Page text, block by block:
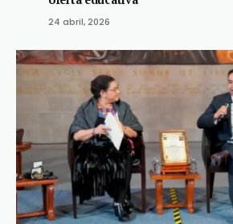
24 abril, 2026